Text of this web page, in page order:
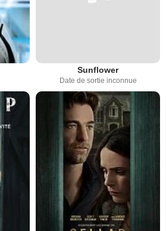
Sunflower
Date de sortie inconnue